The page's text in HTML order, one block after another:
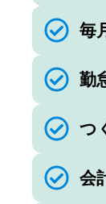
毎
勤
つ
会